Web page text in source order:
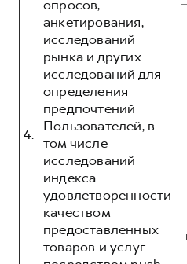
4.
опросов,
анкетирования,
исследований
рынка и других
исследований для
определения
предпочтений
Пользователей, в
том числе
исследований
индекса
удовлетворенности
качеством
предоставленных
товаров и услуг